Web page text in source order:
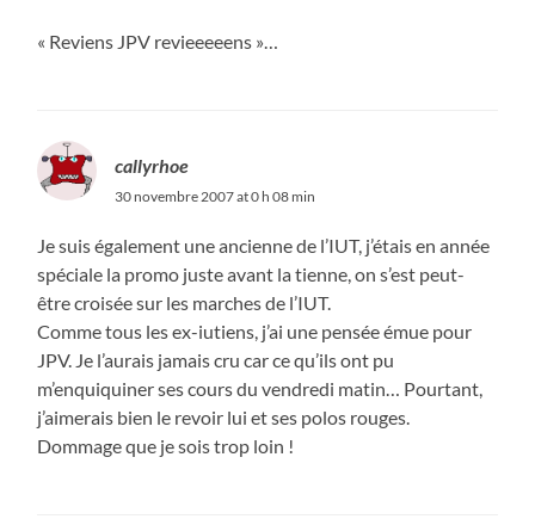
« Reviens JPV revieeeeens »…
callyrhoe
30 novembre 2007 at 0 h 08 min
Je suis également une ancienne de l’IUT, j’étais en année
spéciale la promo juste avant la tienne, on s’est peut-
être croisée sur les marches de l’IUT.
Comme tous les ex-iutiens, j’ai une pensée émue pour
JPV. Je l’aurais jamais cru car ce qu’ils ont pu
m’enquiquiner ses cours du vendredi matin… Pourtant,
j’aimerais bien le revoir lui et ses polos rouges.
Dommage que je sois trop loin !